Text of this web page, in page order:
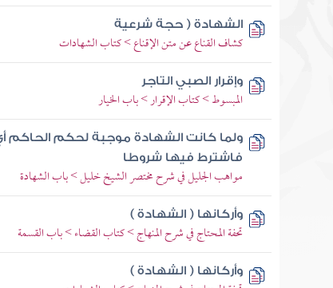
الشهادة ( حجة شرعية
كشاف القناع عن متن الإقناع > كتاب الشهادات
وإقرار الصبي التاجر
المبسوط > كتاب الإقرار > باب الخيار
ولما كانت الشهادة موجبة لحكم الحاكم
فاشترط فيها شروطا
مواهب الجليل في شرح مختصر الشيخ خليل > باب الشهادة
وأركانها ( الشهادة )
تحفة المحتاج في شرح المنهاج > كتاب القضاء > باب القسمة
وأركانها ( الشهادة )